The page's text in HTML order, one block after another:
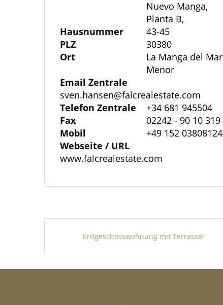
Nuevo Manga,
Planta B,
Hausnummer
43-45
PLZ
30380
Ort
La Manga del Mar
Menor
Email Zentrale
sven.hansen@falcrealestate.com
Telefon Zentrale
+34 681 945504
Fax
02242 - 90 10 319
Mobil
+49 152 03808124
Webseite / URL
www.falcrealestate.com
Erdgeschosswohnung mit Terrasse!